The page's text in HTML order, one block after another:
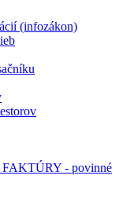
(infozákon)
- povinné